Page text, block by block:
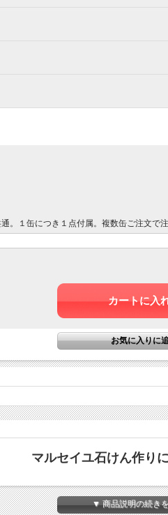
１缶につき１点付属。複数缶ご注文で
マルセイユ石けん作り
▼ 商品説明の続き